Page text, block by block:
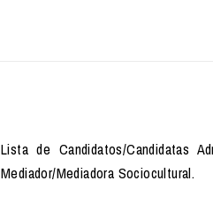
Lista de Candidatos/Candidatas
Mediador/Mediadora Sociocultural.